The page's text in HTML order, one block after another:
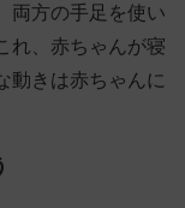
両方の手足を使い
れ、赤ちゃんが寝
動きは赤ちゃんに